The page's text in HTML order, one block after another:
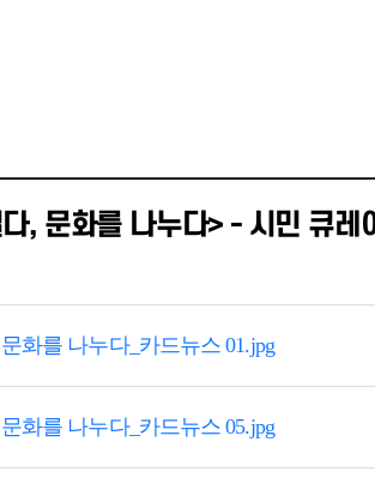
, 문화를 나누다> - 시민 큐레
화를 나누다_카드뉴스 01.jpg
화를 나누다_카드뉴스 05.jpg